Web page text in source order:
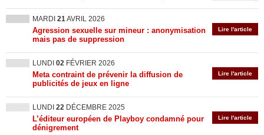
MARDI 21AVRIL 2026
Lire l'article
Agression sexuelle sur mineur : anonymisation
mais pas de suppression
LUNDI 02 FÉVRIER 2026
Lire l'article
Meta contraint de prévenir la diffusion de
publicités de jeux en ligne
LUNDI 22 DÉCEMBRE 2025
Lire l'article
L’éditeur européen de Playboy condamné pour
dénigrement